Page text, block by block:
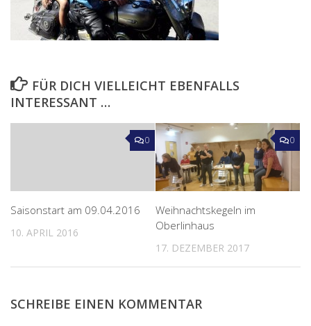
FÜR DICH VIELLEICHT EBENFALLS
INTERESSANT …
0
Saisonstart am 09.04.2016
10. APRIL 2016
0
Weihnachtskegeln im
Oberlinhaus
17. DEZEMBER 2017
SCHREIBE EINEN KOMMENTAR